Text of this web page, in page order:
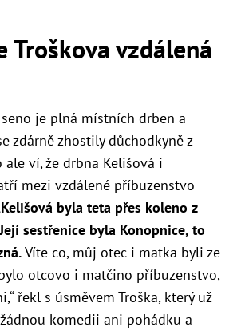
Troškova vzdálená
je plná místních drben a
zdárně zhostily důchodkyně z
ale ví, že drbna Kelišová i
mezi vzdálené příbuzenstvo
Kelišová byla teta přes koleno z
sestřenice byla Konopnice, to
Víte co, můj otec i matka byli ze
otcovo i matčino příbuzenstvo,
řekl s úsměvem Troška, který už
komedii ani pohádku a